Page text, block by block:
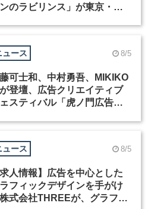
ンのラビリンス」が東京・豊
ュース 8/5
可士和、中村勇吾、MIKIKO
登壇、広告クリエイティブ
スティバル「虎ノ門広告
ュース 8/5
求人情報】広告を中心とした
フィックデザインを手がけ
式会社THREEが、グラフィ